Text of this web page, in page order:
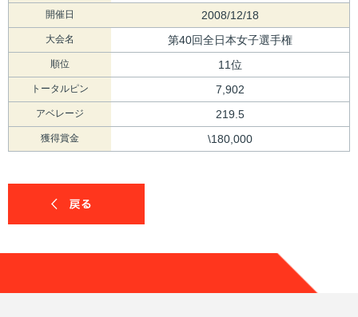
開催日 2008/12/18
大会名 第40回全日本女子選手権
順位 11位
トータルピン 7,902
アベレージ 219.5
獲得賞金 \180,000